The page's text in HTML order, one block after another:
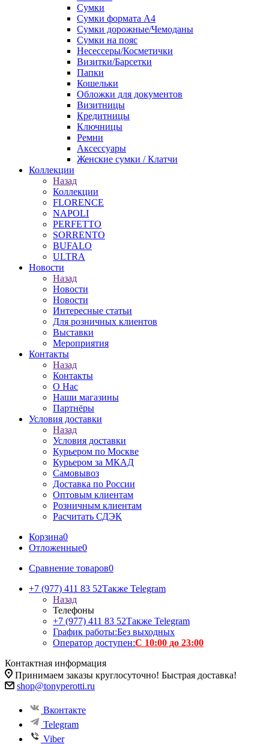
Сумки
Сумки формата А4
Сумки дорожные/Чемоданы
Сумки на пояс
Несессеры/Косметички
Визитки/Барсетки
Папки
Кошельки
Обложки для документов
Визитницы
Кредитницы
Ключницы
Ремни
Аксессуары
Женские сумки / Клатчи
Коллекции
Назад
Коллекции
FLORENCE
NAPOLI
PERFETTO
SORRENTO
BUFALO
ULTRA
Новости
Назад
Новости
Новости
Интересные статьи
Для розничных клиентов
Выставки
Мероприятия
Контакты
Назад
Контакты
О Нас
Наши магазины
Партнёры
Условия доставки
Назад
Условия доставки
Курьером по Москве
Курьером за МКАД
Самовывоз
Доставка по России
Оптовым клиентам
Розничным клиентам
Расчитать СДЭК
Корзина0
Отложенные0
Сравнение товаров0
+7 (977) 411 83 52Также Telegram
Назад
Телефоны
+7 (977) 411 83 52Также Telegram
График работы:Без выходных
Оператор доступен:С 10:00 до 23:00
Контактная информация
Принимаем заказы круглосуточно! Быстрая доставка!
shop@tonyperotti.ru
Вконтакте
Telegram
Viber